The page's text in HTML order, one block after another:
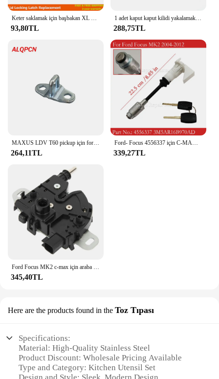
93,80TL
1 adet kaput kaput kilidi yakalamak 3316700ac 3316700bc yedek parçaları Ford Focus MK2 c-max için Fit Kuga odak c-max
288,75TL
264,11TL 339,27TL
Ford Focus MK2 c-max için araba kaput kaput kilidi mandal yakalamak Mechanisn 2007-2010 3M51-16700-BC 4895286
345,40TL
Here are the products found in the Toz Tıpası
Specifications:
Material: High-Quality Stainless Steel
Product Discount: Wholesale Pricing Available
Type and Category: Kitchen Utensil Set
Design and Style: Sleek, Modern Design